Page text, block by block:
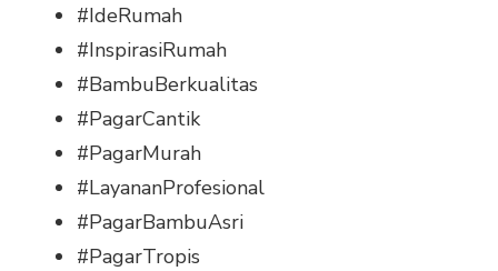
#IdeRumah
#InspirasiRumah
#BambuBerkualitas
#PagarCantik
#PagarMurah
#LayananProfesional
#PagarBambuAsri
#PagarTropis